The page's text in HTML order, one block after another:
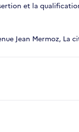
et la
Jean Mermoz, La